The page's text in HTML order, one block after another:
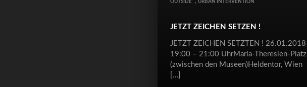
OUTSIDE URBAN INTERVENTION
JETZT ZEICHEN SETZEN !
JETZT ZEICHEN SETZTEN ! 26.01.2018
19:00 – 21:00 UhrMaria-Theresien-Platz
(zwischen den Museen)Heldentor, Wien
[…]